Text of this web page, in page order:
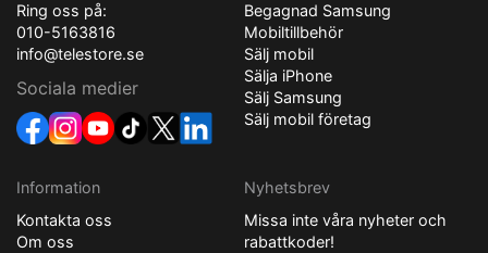
Ring oss på:
010-5163816
info@telestore.se
Sociala medier
Begagnad Samsung
Mobiltillbehör
Sälj mobil
Sälja iPhone
Sälj Samsung
Sälj mobil företag
Information
Kontakta oss
Om oss
Nyhetsbrev
Missa inte våra nyheter och
rabattkoder!